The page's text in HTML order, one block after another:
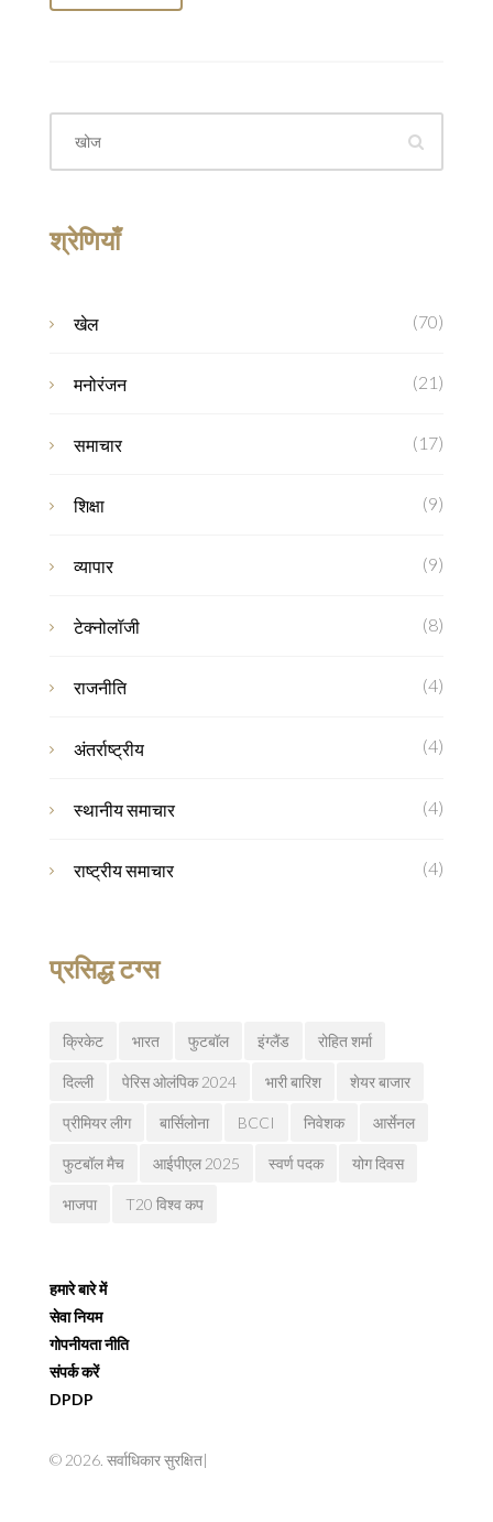
श्रेणियाँ
खेल (70)
मनोरंजन (21)
समाचार (17)
शिक्षा (9)
व्यापार (9)
टेक्नोलॉजी (8)
राजनीति (4)
अंतर्राष्ट्रीय (4)
स्थानीय समाचार (4)
राष्ट्रीय समाचार (4)
प्रसिद्ध टग्स
क्रिकेट भारत फुटबॉल इंग्लैंड रोहित शर्मा
दिल्ली पेरिस ओलंपिक 2024 भारी बारिश शेयर बाजार
प्रीमियर लीग बार्सिलोना BCCI निवेशक आर्सेनल
फुटबॉल मैच आईपीएल 2025 स्वर्ण पदक योग दिवस
भाजपा T20 विश्व कप
हमारे बारे में
सेवा नियम
गोपनीयता नीति
संपर्क करें
DPDP
© 2026. सर्वाधिकार सुरक्षित|